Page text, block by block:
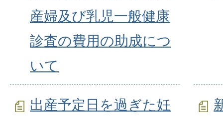
産婦及び乳児一般健康
診査の費用の助成につ
いて
出産予定日を過ぎた妊